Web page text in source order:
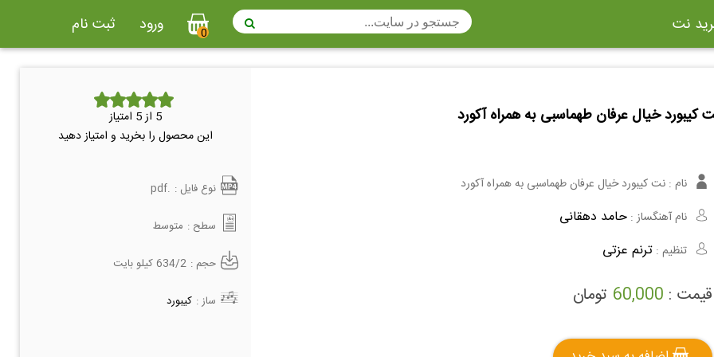
نت
سه تار
تار
گلوکن اشپیل ویبرافون
کنترباس
نی هفت بند
ویولا
ثبت نام ورود 0
کیبورد خیال عرفان طهماسبی به همراه آکورد
نام : نت کیبورد خیال عرفان طهماسبی به همراه آکورد
نام آهنگساز : حامد دهقانی
تنظیم : ترنم عزتی
قیمت : 60,000 تومان
5 از 5 امتیاز
این محصول را بخرید و امتیاز دهید
نوع فایل : .pdf
سطح : متوسط
حجم : 634/2 کیلو بایت
ساز : کیبورد